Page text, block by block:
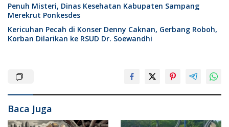
Penuh Misteri, Dinas Kesehatan Kabupaten Sampang
Merekrut Ponkesdes
Kericuhan Pecah di Konser Denny Caknan, Gerbang Roboh,
Korban Dilarikan ke RSUD Dr. Soewandhi
Baca Juga